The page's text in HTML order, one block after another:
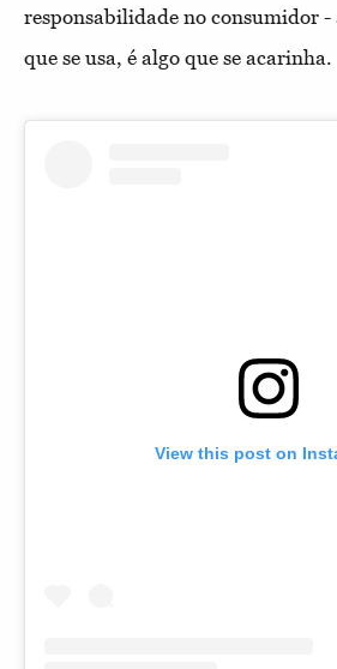
responsabilidade no consumidor -
que se usa, é algo que se acarinha.
View this post on